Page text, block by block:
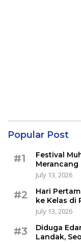
Popular Post
#1
Festival
Merancang
July 13, 2026
#2
Hari
ke Kelas di
July 13, 2026
#3
Diduga
Landak,